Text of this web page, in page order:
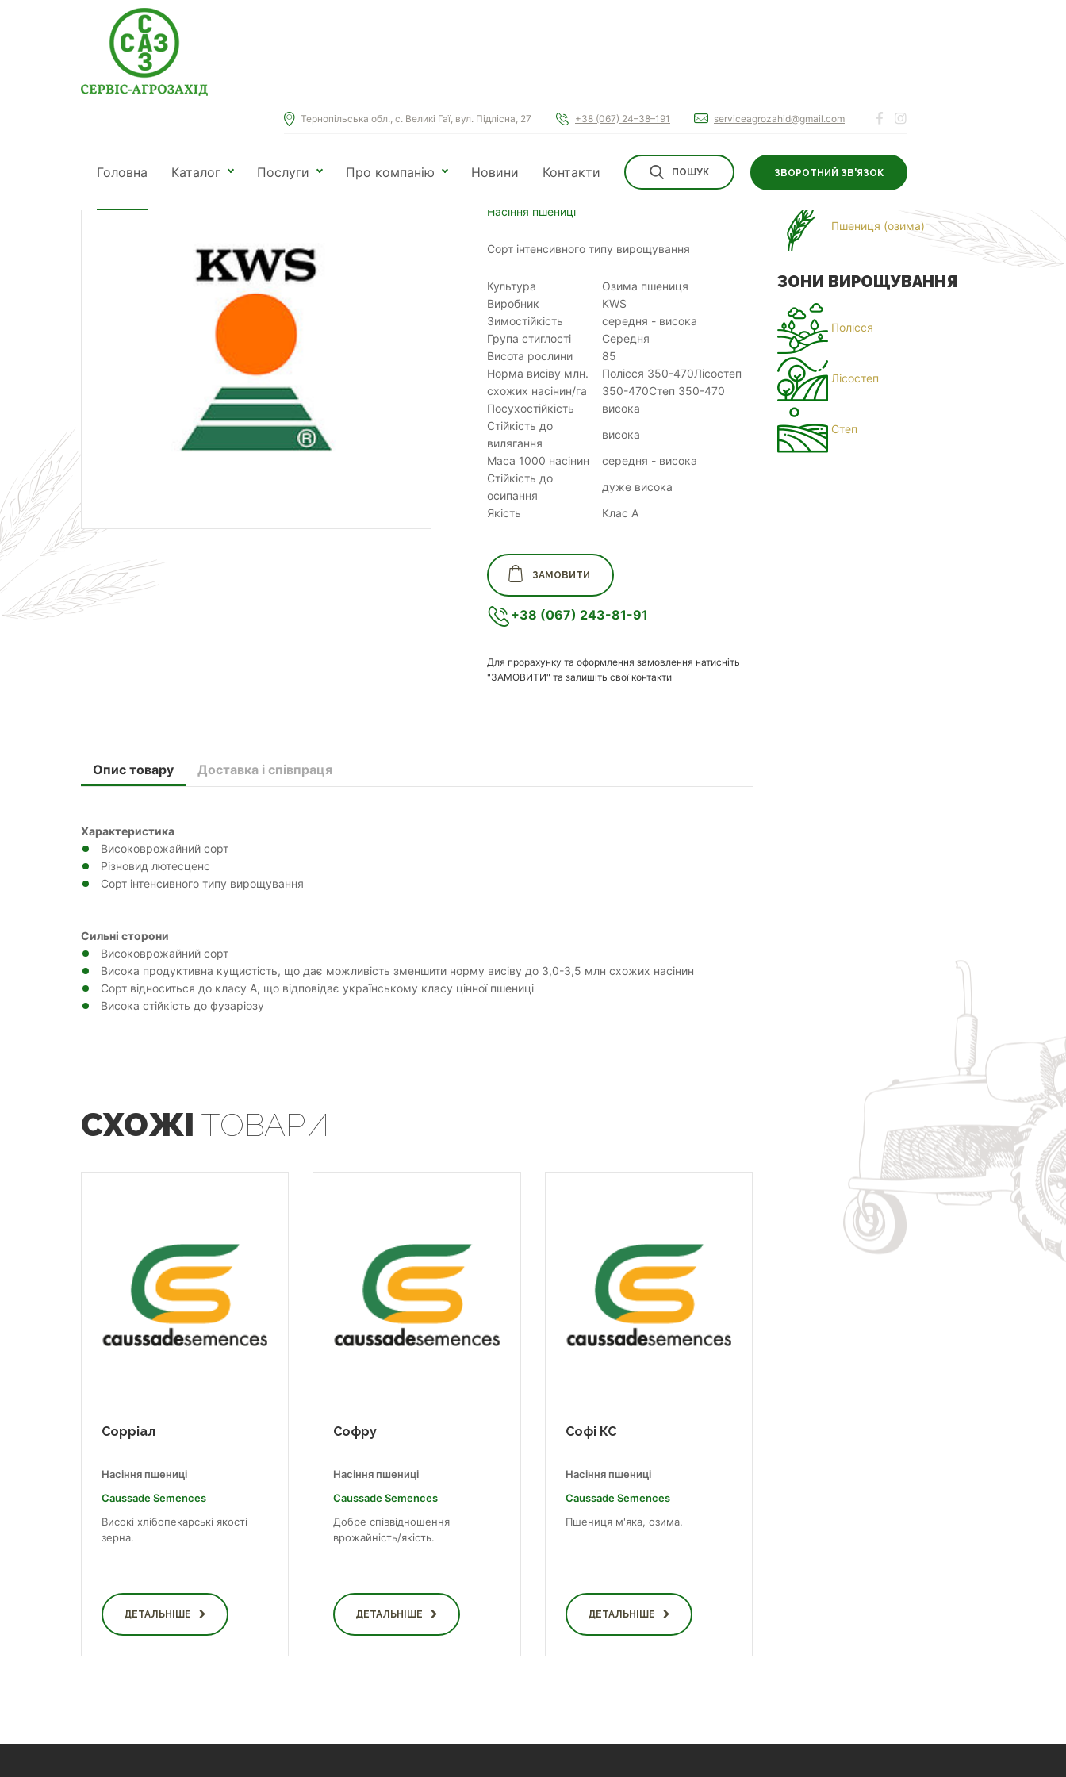
Головна Каталог Послуги Про компанію Новини Контакти ПОШУК ЗВОРОТНИЙ ЗВ'ЯЗОК
Тернопільська обл., с. Великі Гаї, вул. Підлісна, 27 +38 (067) 24–38–191 serviceagrozahid@gmail.com
Кубус
Насіння пшениці
Сорт інтенсивного типу вирощування
Культура
Озима пшениця
Виробник
KWS
Зимостійкість
середня - висока
Група стиглості
Середня
Висота рослини
85
Норма висіву млн.
схожих насінин/га
Полісся 350-470Лісостеп
350-470Степ 350-470
Посухостійкість
висока
Стійкість до
вилягання
висока
Маса 1000 насінин
середня - висока
Стійкість до
осипання
дуже висока
Якість
Клас А
ЗАМОВИТИ
+38 (067) 243-81-91
Для прорахунку та оформлення замовлення натисніть
"ЗАМОВИТИ" та залишіть свої контакти
ДЛЯ КУЛЬТУР
Пшениця (озима)
ЗОНИ ВИРОЩУВАННЯ
Полісся
Лісостеп
Степ
Опис товару Доставка і співпраця
Характеристика
Високоврожайний сорт
Різновид лютесценс
Сорт інтенсивного типу вирощування
Сильні сторони
Високоврожайний сорт
Висока продуктивна кущистість, що дає можливість зменшити норму висіву до 3,0-3,5 млн схожих насінин
Сорт відноситься до класу А, що відповідає українському класу цінної пшениці
Висока стійкість до фузаріозу
СХОЖІ ТОВАРИ
Сорріал
Насіння пшениці
Caussade Semences
Високі хлібопекарські якості
зерна.
ДЕТАЛЬНІШЕ
Софру
Насіння пшениці
Caussade Semences
Добре співвідношення
врожайність/якість.
ДЕТАЛЬНІШЕ
Софі КС
Насіння пшениці
Caussade Semences
Пшениця м'яка, озима.
ДЕТАЛЬНІШЕ